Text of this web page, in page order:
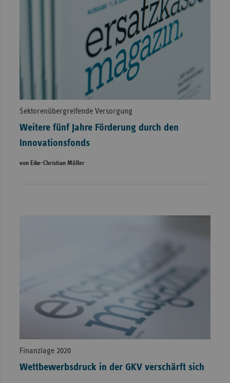
Sektorenübergreifende Versorgung
Weitere fünf Jahre Förderung durch den
Innovationsfonds
von Eike-Christian Müller
Finanzlage 2020
Wettbewerbsdruck in der GKV verschärft sich